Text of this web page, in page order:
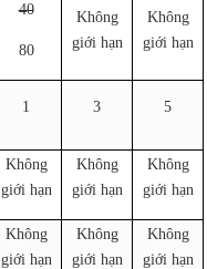
40
80
Không
giới hạn
Không
giới hạn
1 3 5
Không
giới hạn
Không
giới hạn
Không
giới hạn
Không
giới hạn
Không
giới hạn
Không
giới hạn